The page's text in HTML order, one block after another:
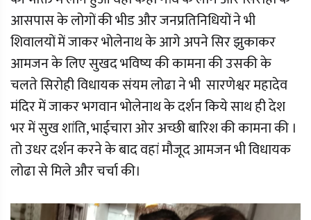
आसपास के लोगों की भीड और जनप्रतिनिधियों ने भी
शिवालयों में जाकर भोलेनाथ के आगे अपने सिर झुकाकर
आमजन के लिए सुखद भविष्य की कामना की उसकी के
चलते सिरोही विधायक संयम लोढा ने भी सारणेश्वर महादेव
मंदिर में जाकर भगवान भोलेनाथ के दर्शन किये साथ ही देश
भर में सुख शांति, भाईचारा ओर अच्छी बारिश की कामना की ।
तो उधर दर्शन करने के बाद वहां मौजूद आमजन भी विधायक
लोढा से मिले और चर्चा की।